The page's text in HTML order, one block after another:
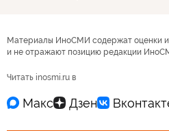
Материалы ИноСМИ содержат оценки
и не отражают позицию редакции
Читать inosmi.ru в